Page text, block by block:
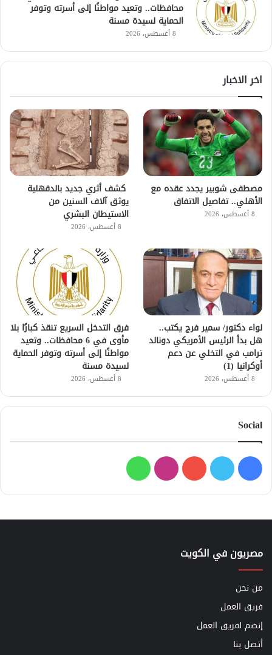
محافظات.. وتعيد مواطنًا إلى أسرته وتوفر
الحماية لسيدة مسنة
8 أغسطس، 2026
اخر الاخبار
مصطفى شوبير يجدد عقده مع
الأهلي.. تفاصيل الاتفاق
8 أغسطس، 2026
كشف أثري جديد بالدقهلية
يوثق آلاف السنين من
الاستيطان البشري
8 أغسطس، 2026
لواء دكتور/ سمير فرج يكتب..
هل بدأ الرئيس الأمريكي دونالد
ترامب في التخلي عن دعم
أوكرانيا (1)
8 أغسطس، 2026
فرق التدخل السريع تنقذ كبارًا بلا
مأوى في 6 محافظات.. وتعيد
مواطنًا إلى أسرته وتوفر الحماية
لسيدة مسنة
8 أغسطس، 2026
Social
فيسبوك
تويتر يوتيوبانستقرامواتساب
مصريون في الكويت
من نحن
فريق العمل
إنضم لفريق العمل
أتصل بنا